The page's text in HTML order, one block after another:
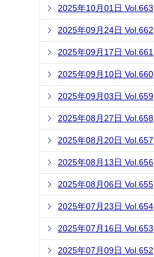
2025年10月01日 Vol.663
2025年09月24日 Vol.662
2025年09月17日 Vol.661
2025年09月10日 Vol.660
2025年09月03日 Vol.659
2025年08月27日 Vol.658
2025年08月20日 Vol.657
2025年08月13日 Vol.656
2025年08月06日 Vol.655
2025年07月23日 Vol.654
2025年07月16日 Vol.653
2025年07月09日 Vol.652